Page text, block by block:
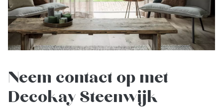
Neem contact op met
Decokay Steenwijk